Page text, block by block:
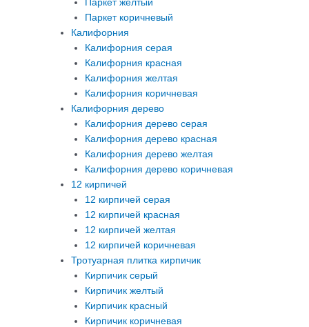
Паркет желтый
Паркет коричневый
Калифорния
Калифорния серая
Калифорния красная
Калифорния желтая
Калифорния коричневая
Калифорния дерево
Калифорния дерево серая
Калифорния дерево красная
Калифорния дерево желтая
Калифорния дерево коричневая
12 кирпичей
12 кирпичей серая
12 кирпичей красная
12 кирпичей желтая
12 кирпичей коричневая
Тротуарная плитка кирпичик
Кирпичик серый
Кирпичик желтый
Кирпичик красный
Кирпичик коричневая